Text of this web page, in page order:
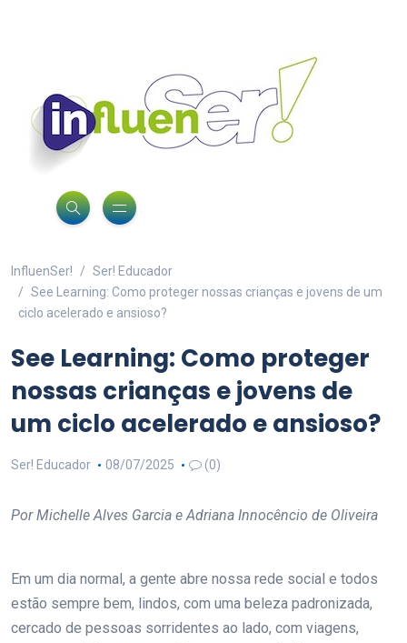
InfluenSer!
Ser! Educador
See Learning: Como proteger nossas crianças e jovens de um
ciclo acelerado e ansioso?
See Learning: Como proteger
nossas crianças e jovens de
um ciclo acelerado e ansioso?
Ser! Educador 08/07/2025 (0)
Por Michelle Alves Garcia e Adriana Innocêncio de Oliveira
Em um dia normal, a gente abre nossa rede social e todos
estão sempre bem, lindos, com uma beleza padronizada,
cercado de pessoas sorridentes ao lado, com viagens,